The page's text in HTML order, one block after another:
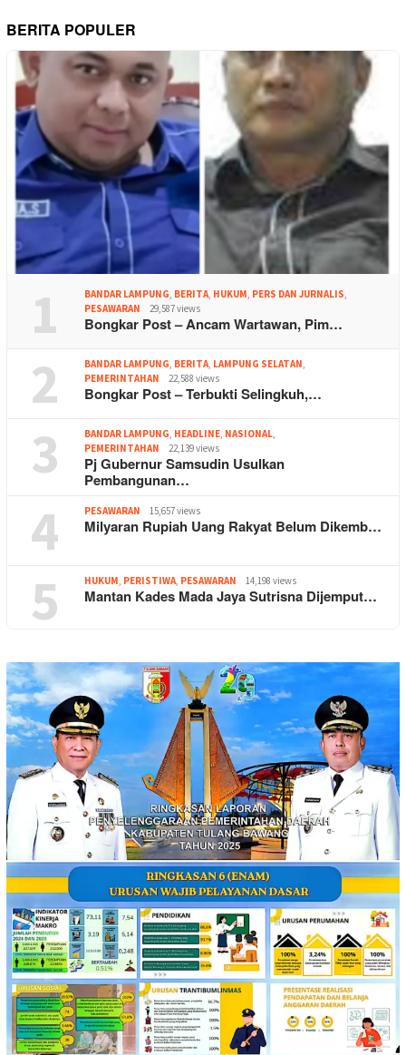
BERITA POPULER
1 BANDAR LAMPUNG, BERITA, HUKUM, PERS DAN JURNALIS,
PESAWARAN
29,587 views
Bongkar Post – Ancam Wartawan, Pim…
2 BANDAR LAMPUNG, BERITA, LAMPUNG SELATAN,
PEMERINTAHAN
22,588 views
Bongkar Post – Terbukti Selingkuh,…
3 BANDAR LAMPUNG, HEADLINE, NASIONAL,
PEMERINTAHAN
22,139 views
Pj Gubernur Samsudin Usulkan
Pembangunan…
4 PESAWARAN 15,657 views
Milyaran Rupiah Uang Rakyat Belum Dikemb…
5 HUKUM, PERISTIWA, PESAWARAN 14,198 views
Mantan Kades Mada Jaya Sutrisna Dijemput…